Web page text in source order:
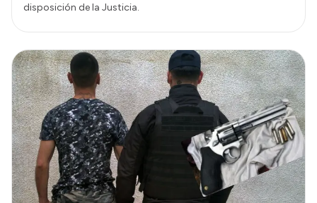
disposición de la Justicia.